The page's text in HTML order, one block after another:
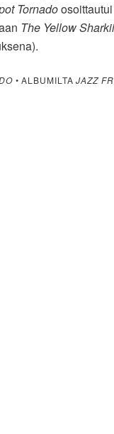
Tornado
The Yellow
• ALBUMILTAJAZZ